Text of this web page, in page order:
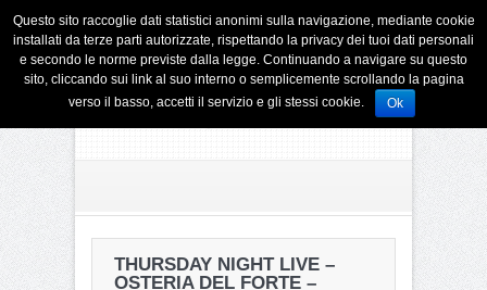
THURSDAY NIGHT LIVE –
OSTERIA DEL FORTE –
Questo sito raccoglie dati statistici anonimi sulla navigazione, mediante cookie
installati da terze parti autorizzate, rispettando la privacy dei tuoi dati personali
e secondo le norme previste dalla legge. Continuando a navigare su questo
sito, cliccando sui link al suo interno o semplicemente scrollando la pagina
verso il basso, accetti il servizio e gli stessi cookie.
Ok